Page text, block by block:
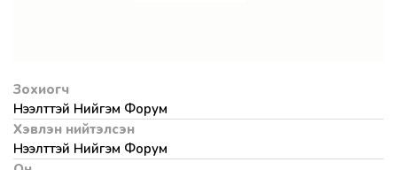
Зохиогч
Нээлттэй Нийгэм Форум
Хэвлэн нийтэлсэн
Нээлттэй Нийгэм Форум